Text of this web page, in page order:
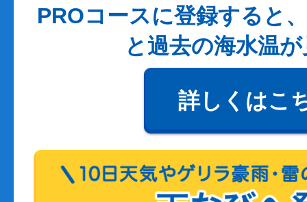
PROコースに登録すると
と過去の海水温
詳しくはこ